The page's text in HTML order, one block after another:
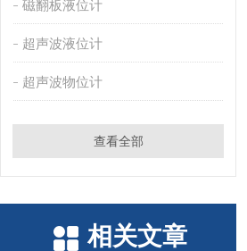
磁翻板液位计
超声波液位计
超声波物位计
查看全部
相关文章